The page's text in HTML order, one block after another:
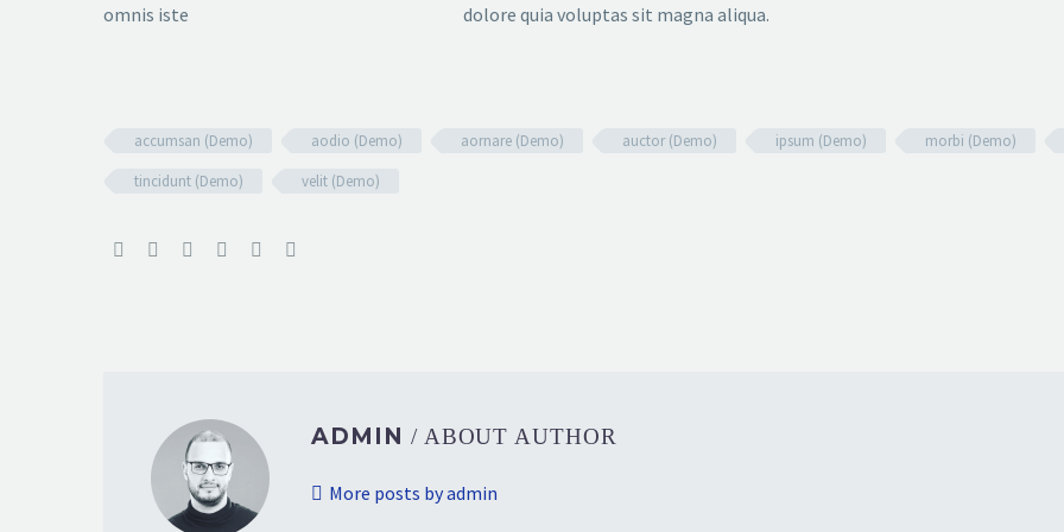
omnis iste
dolore quia voluptas sit magna aliqua.
accumsan (Demo) aodio (Demo) aornare (Demo) auctor (Demo) ipsum (Demo) morbi (Demo)
tincidunt (Demo)
velit (Demo)
ADMIN / ABOUT AUTHOR
More posts by admin